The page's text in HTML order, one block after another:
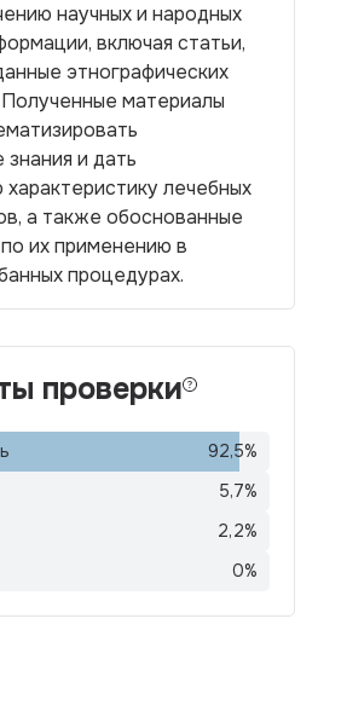
научных и народных
включая статьи,
этнографических
материалы
и дать
лечебных
а также обоснованные
их применению в
процедурах.
проверки
92,5%
5,7%
2,2%
0%